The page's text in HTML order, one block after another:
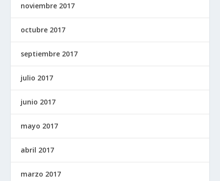
noviembre 2017
octubre 2017
septiembre 2017
julio 2017
junio 2017
mayo 2017
abril 2017
marzo 2017